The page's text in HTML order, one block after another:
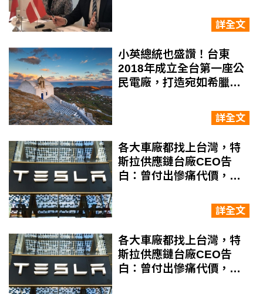
詳全文
小英總統也盛讚！台東
2018年成立全台第一座公
民電廠，打造宛如希臘的
詳全文
各大車廠都找上台灣，特
斯拉供應鏈台廠CEO告
白：曾付出慘痛代價，中
詳全文
各大車廠都找上台灣，特
斯拉供應鏈台廠CEO告
白：曾付出慘痛代價，中